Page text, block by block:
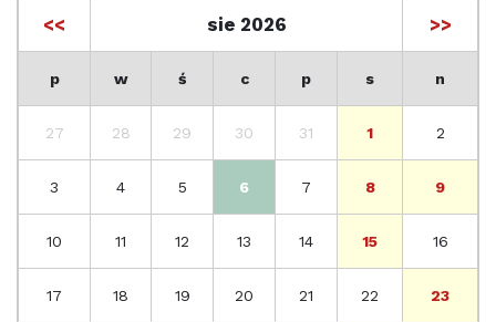
<< sie 2026 >>
p w ś c p s n
27 28 29 30 31 1 2
3 4 5 6 7 8 9
10 11 12 13 14 15 16
17 18 19 20 21 22 23